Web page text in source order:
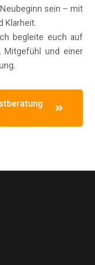
sein – mit
Klarheit.
begleite euch auf
Mitgefühl und einer